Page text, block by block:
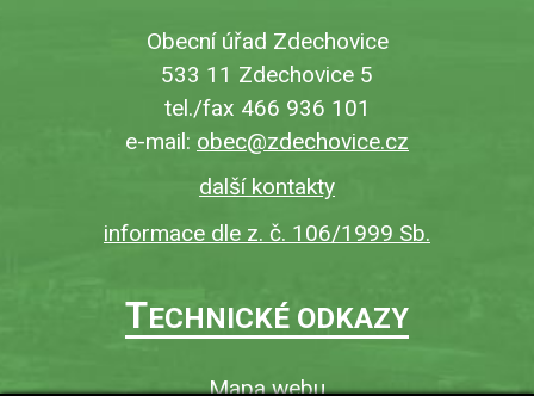
Obecní úřad Zdechovice
533 11 Zdechovice 5
tel./fax 466 936 101
e-mail: obec@zdechovice.cz
další kontakty
informace dle z. č. 106/1999 Sb.
TECHNICKÉ ODKAZY
Mapa webu